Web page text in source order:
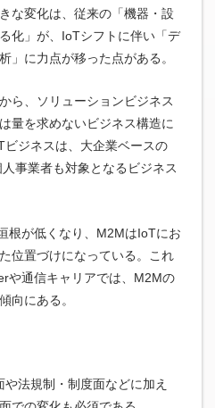
な変化は、従来の「機器・設
化」が、IoTシフトに伴い「デ
」に力点が移った点がある。
ら、ソリューションビジネス
量を求めないビジネス構造に
ジネスは、大企業ベースの
事業者も対象となるビジネス
根が低くなり、M2MはIoTにお
位置づけになっている。これ
や通信キャリアでは、M2Mの
向にある。
法規制・制度面などに加え